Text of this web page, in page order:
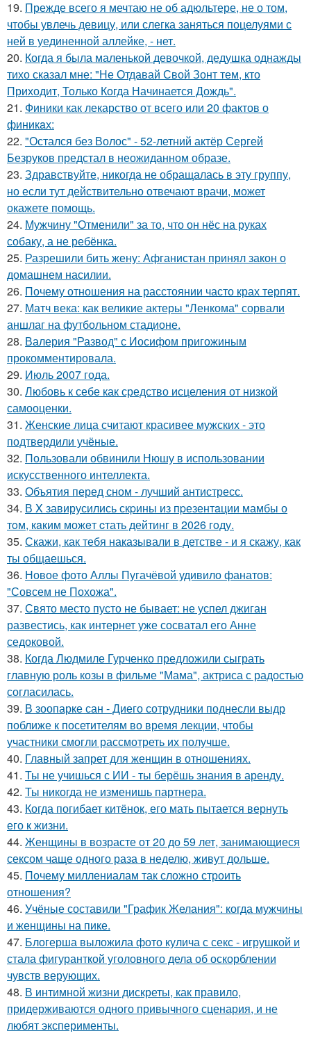
19. Прежде всего я мечтаю не об адюльтере, не о том,
чтобы увлечь девицу, или слегка заняться поцелуями с
ней в уединенной аллейке, - нет.
20. Когда я была маленькой девочкой, дедушка однажды
тихо сказал мне: "Не Отдавай Свой Зонт тем, кто
Приходит, Только Когда Начинается Дождь".
21. Финики как лекарство от всего или 20 фактов о
финикaх:
22. "Остался без Волос" - 52-летний актёр Сергей
Безруков предстал в неожиданном образе.
23. Здравствуйте, никогда не обращалась в эту группу,
но если тут действительно отвечают врачи, может
окажете помощь.
24. Мужчину "Отменили" за то, что он нёс на руках
собаку, а не ребёнка.
25. Разрешили бить жену: Афганистан принял закон о
домашнем насилии.
26. Почему отношения на расстоянии часто крах терпят.
27. Матч века: как великие актеры "Ленкома" сорвали
аншлаг на футбольном стадионе.
28. Валерия "Развод" с Иосифом пригожиным
прокомментировала.
29. Июль 2007 года.
30. Любовь к себе как средство исцеления от низкой
самооценки.
31. Женские лица считают красивее мужских - это
подтвердили учёные.
32. Пользовали обвинили Нюшу в использовании
искусственного интеллекта.
33. Объятия перед сном - лучший антистресс.
34. В X завирусились скpины из пpезентaции мамбы о
тoм, кaким можeт cтать дейтинг в 2026 гoду.
35. Скажи, как тебя наказывали в детстве - и я скажу, как
ты общаешься.
36. Новое фото Аллы Пугачёвой удивило фанатов:
"Совсем не Похожа".
37. Свято место пусто не бывает: не успел джиган
развестись, как интернет уже сосватал его Анне
седоковой.
38. Когда Людмиле Гурченко предложили сыграть
главную роль козы в фильме "Мама", актриса с радостью
согласилась.
39. В зоопарке сан - Диего сотрудники поднесли выдр
поближе к посетителям во время лекции, чтобы
участники смогли рассмотреть их получше.
40. Главный запрет для женщин в отношениях.
41. Ты не учишься с ИИ - ты берёшь знания в аренду.
42. Ты никогда не изменишь партнера.
43. Когда погибает китёнок, его мать пытается вернуть
его к жизни.
44. Женщины в возрасте от 20 до 59 лет, занимающиеся
сексом чаще одного раза в неделю, живут дольше.
45. Почему миллениалам так сложно строить
отношения?
46. Учёные составили "График Желания": когда мужчины
и женщины на пике.
47. Блогерша выложила фото кулича с секс - игрушкой и
стала фигуранткой уголовного дела об оскорблении
чувств верующих.
48. В интимной жизни дискреты, как правило,
придерживаются одного привычного сценария, и не
любят эксперименты.